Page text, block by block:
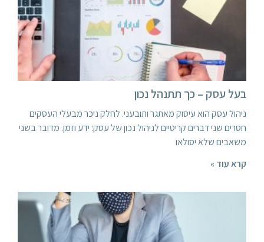
בעל עסק – כך תתנהל נכון
ניהול עסק הוא עיסוק מאתגר ותובעני. לחלק ניכר מבעלי העסקים
חסרים שני דברים קריטיים לניהול נכון של עסק: ידע וזמן. מדובר בשני
משאבים שלא יסולאו
קרא עוד »